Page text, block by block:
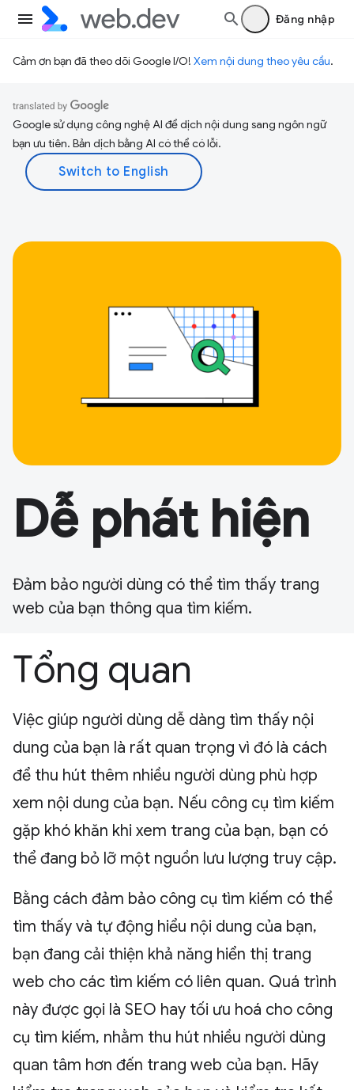
Đăng nhập
Cảm ơn bạn đã theo dõi Google I/O! Xem nội dung theo yêu cầu.
Google sử dụng công nghệ AI để dịch nội dung sang ngôn ngữ
bạn ưu tiên. Bản dịch bằng AI có thể có lỗi.
Dễ phát hiện
Đảm bảo người dùng có thể tìm thấy trang
web của bạn thông qua tìm kiếm.
Tổng quan
Việc giúp người dùng dễ dàng tìm thấy nội
dung của bạn là rất quan trọng vì đó là cách
để thu hút thêm nhiều người dùng phù hợp
xem nội dung của bạn. Nếu công cụ tìm kiếm
gặp khó khăn khi xem trang của bạn, bạn có
thể đang bỏ lỡ một nguồn lưu lượng truy cập.
Bằng cách đảm bảo công cụ tìm kiếm có thể
tìm thấy và tự động hiểu nội dung của bạn,
bạn đang cải thiện khả năng hiển thị trang
web cho các tìm kiếm có liên quan. Quá trình
này được gọi là SEO hay tối ưu hoá cho công
cụ tìm kiếm, nhằm thu hút nhiều người dùng
quan tâm hơn đến trang web của bạn. Hãy